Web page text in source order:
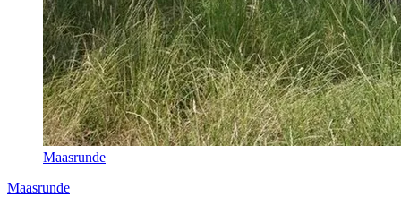
Maasrunde
Maasrunde